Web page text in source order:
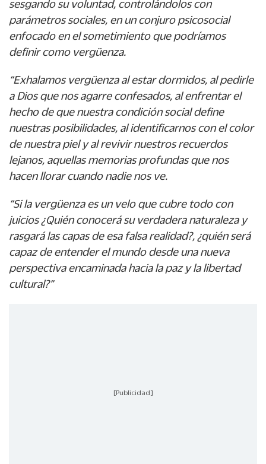
sesgando su voluntad, controlándolos con
parámetros sociales, en un conjuro psicosocial
enfocado en el sometimiento que podríamos
definir como vergüenza.
“Exhalamos vergüenza al estar dormidos, al pedirle
a Dios que nos agarre confesados, al enfrentar el
hecho de que nuestra condición social define
nuestras posibilidades, al identificarnos con el color
de nuestra piel y al revivir nuestros recuerdos
lejanos, aquellas memorias profundas que nos
hacen llorar cuando nadie nos ve.
“Si la vergüenza es un velo que cubre todo con
juicios ¿Quién conocerá su verdadera naturaleza y
rasgará las capas de esa falsa realidad?, ¿quién será
capaz de entender el mundo desde una nueva
perspectiva encaminada hacia la paz y la libertad
cultural?”
[Publicidad]